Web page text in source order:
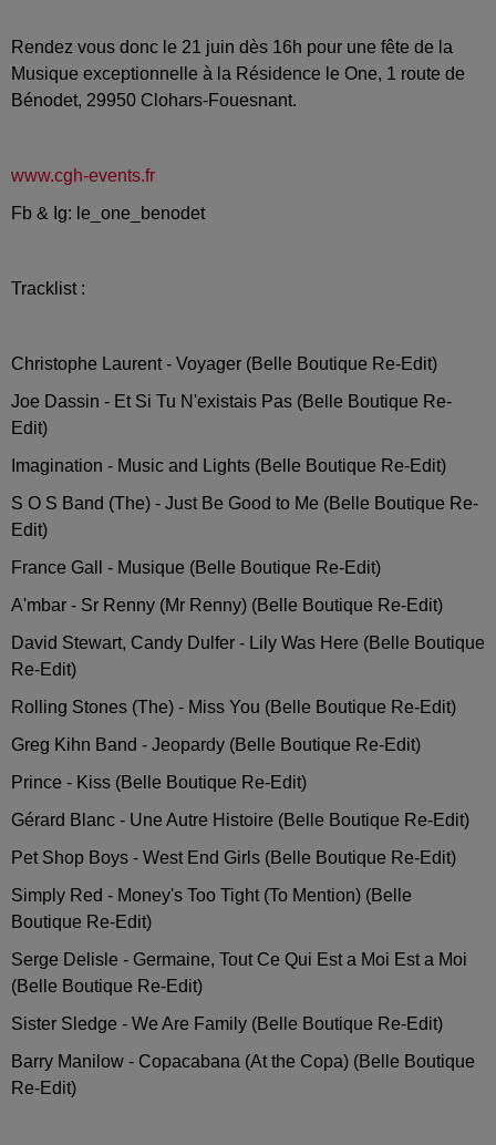
Rendez vous donc le 21 juin dès 16h pour une fête de la
Musique exceptionnelle à la Résidence le One, 1 route de
Bénodet, 29950 Clohars-Fouesnant.
www.cgh-events.fr
Fb & Ig: le_one_benodet
Tracklist :
Christophe Laurent - Voyager (Belle Boutique Re-Edit)
Joe Dassin - Et Si Tu N'existais Pas (Belle Boutique Re-
Edit)
Imagination - Music and Lights (Belle Boutique Re-Edit)
S O S Band (The) - Just Be Good to Me (Belle Boutique Re-
Edit)
France Gall - Musique (Belle Boutique Re-Edit)
A'mbar - Sr Renny (Mr Renny) (Belle Boutique Re-Edit)
David Stewart, Candy Dulfer - Lily Was Here (Belle Boutique
Re-Edit)
Rolling Stones (The) - Miss You (Belle Boutique Re-Edit)
Greg Kihn Band - Jeopardy (Belle Boutique Re-Edit)
Prince - Kiss (Belle Boutique Re-Edit)
Gérard Blanc - Une Autre Histoire (Belle Boutique Re-Edit)
Pet Shop Boys - West End Girls (Belle Boutique Re-Edit)
Simply Red - Money's Too Tight (To Mention) (Belle
Boutique Re-Edit)
Serge Delisle - Germaine, Tout Ce Qui Est a Moi Est a Moi
(Belle Boutique Re-Edit)
Sister Sledge - We Are Family (Belle Boutique Re-Edit)
Barry Manilow - Copacabana (At the Copa) (Belle Boutique
Re-Edit)